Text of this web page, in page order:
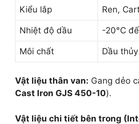
Kiểu lắp Ren,
Nhiệt độ dầu -20°C
Môi chất Dầu
Vật liệu thân van: Gang dẻo
Cast Iron GJS 450-10).
Vật liệu chi tiết bên trong